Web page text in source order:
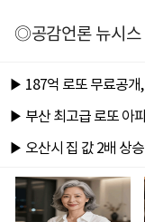
◎공감언론 뉴시스